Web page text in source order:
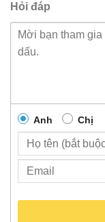
Hỏi đáp
Anh Chị